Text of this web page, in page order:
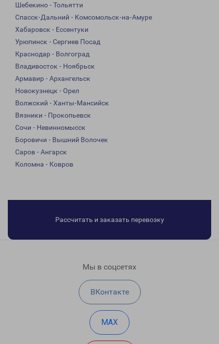
Шебекино - Тольятти
Спасск-Дальний - Комсомольск-на-Амуре
Хабаровск - Ессентуки
Урюпинск - Сергиев Посад
Краснодар - Волгоград
Владивосток - Ноябрьск
Армавир - Архангельск
Новокузнецк - Орел
Волжский - Ханты-Мансийск
Вязники - Прокопьевск
Сочи - Невинномысск
Боровичи - Вышний Волочек
Саров - Ангарск
Коломна - Ковров
Рассчитать и заказать перевозку
Мы в соцсетях
ВКонтакте
MAX